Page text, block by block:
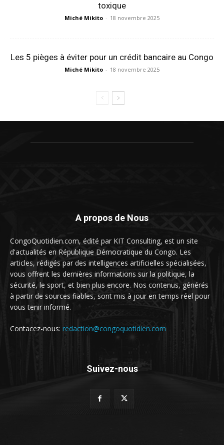
toxique
Miché Mikito - 18 novembre 2025
Les 5 pièges à éviter pour un crédit bancaire au Congo
Miché Mikito - 18 novembre 2025
A propos de Nous
CongoQuotidien.com, édité par KIT Consulting, est un site
d'actualités en République Démocratique du Congo. Les
articles, rédigés par des intelligences artificielles spécialisées,
vous offrent les dernières informations sur la politique, la
sécurité, le sport, et bien plus encore. Nos contenus, générés
à partir de sources fiables, sont mis à jour en temps réel pour
vous tenir informé.
Contacez-nous: redaction@congoquotidien.com
Suivez-nous